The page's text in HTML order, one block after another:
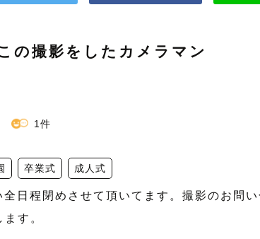
の撮影をしたカメラマン
1件
卒業式 成人式
日程閉めさせて頂いてます。撮影のお問い
す。